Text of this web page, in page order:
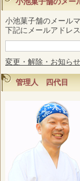
小池菓子舗のメール
下記にメールアドレ
変更・解除・お知ら
管理人 四代目